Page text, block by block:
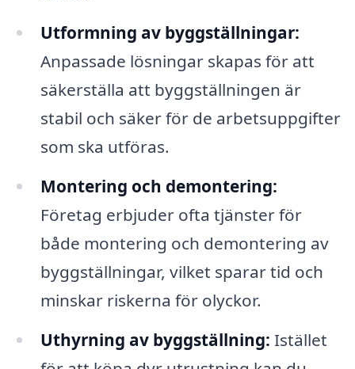
Utformning av byggställningar:
Anpassade lösningar skapas för att
säkerställa att byggställningen är
stabil och säker för de arbetsuppgifter
som ska utföras.
Montering och demontering:
Företag erbjuder ofta tjänster för
både montering och demontering av
byggställningar, vilket sparar tid och
minskar riskerna för olyckor.
Uthyrning av byggställning: Istället